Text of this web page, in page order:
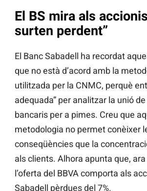
El BS mira als
surten perdent”
El Banc Sabadell ha recordat
que no està d’acord amb la
utilitzada per la CNMC, perquè
adequada” per analitzar la unió
bancaris per a pimes. Creu que
metodologia no permet conèixer
conseqüències que la
als clients. Alhora apunta que,
l’oferta del BBVA comporta als
Sabadell pèrdues del 7%.